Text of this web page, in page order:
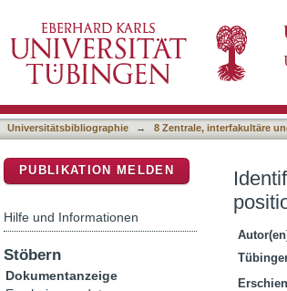
Universitätsbibliographie → 8 Zentrale, interfakultäre
PUBLIKATION MELDEN
Hilfe und Informationen
Stöbern
Dokumentanzeige